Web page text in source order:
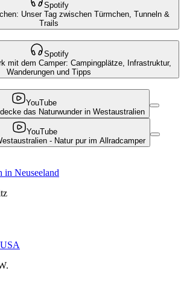
Spotify
Unser Tag zwischen Türmchen, Tunneln &
Trails
Spotify
mit dem Camper: Campingplätze, Infrastruktur,
Wanderungen und Tipps
YouTube
das Naturwunder in Westaustralien
YouTube
- Natur pur im Allradcamper
in Neuseeland